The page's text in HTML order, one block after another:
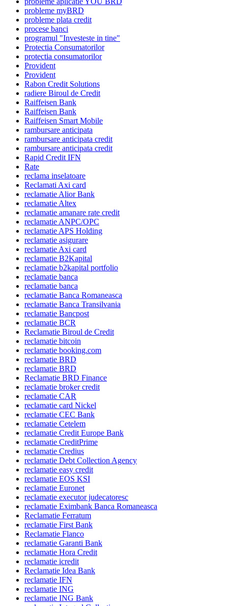
probleme myBRD
probleme plata credit
procese banci
programul "Investeste in tine"
Protectia Consumatorilor
protectia consumatorilor
Provident
Provident
Rabon Credit Solutions
radiere Biroul de Credit
Raiffeisen Bank
Raiffeisen Bank
Raiffeisen Smart Mobile
rambursare anticipata
rambursare anticipata credit
rambursare anticipata credit
Rapid Credit IFN
Rate
reclama inselatoare
Reclamati Axi card
reclamatie Alior Bank
reclamatie Altex
reclamatie amanare rate credit
reclamatie ANPC/OPC
reclamatie APS Holding
reclamatie asigurare
reclamatie Axi card
reclamatie B2Kapital
reclamatie b2kapital portfolio
reclamatie banca
reclamatie banca
reclamatie Banca Romaneasca
reclamatie Banca Transilvania
reclamatie Bancpost
reclamatie BCR
Reclamatie Biroul de Credit
reclamatie bitcoin
reclamatie booking.com
reclamatie BRD
reclamatie BRD
Reclamatie BRD Finance
reclamatie broker credit
reclamatie CAR
reclamatie card Nickel
reclamatie CEC Bank
reclamatie Cetelem
reclamatie Credit Europe Bank
reclamatie CreditPrime
reclamatie Credius
reclamatie Debt Collection Agency
reclamatie easy credit
reclamatie EOS KSI
reclamatie Euronet
reclamatie executor judecatoresc
reclamatie Eximbank Banca Romaneasca
Reclamatie Ferratum
reclamatie First Bank
Reclamatie Flanco
reclamatie Garanti Bank
reclamatie Hora Credit
reclamatie icredit
Reclamatie Idea Bank
reclamatie IFN
reclamatie ING
reclamatie ING Bank